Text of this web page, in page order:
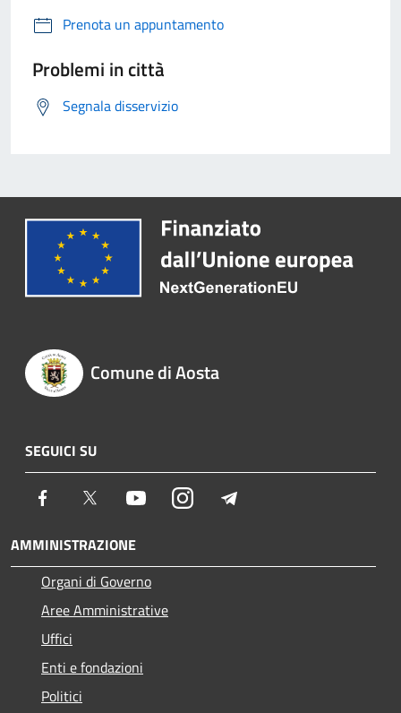
Prenota un appuntamento
Problemi in città
Segnala disservizio
Comune di Aosta
SEGUICI SU
Facebook Twitter YoutubeInstagram
AMMINISTRAZIONE
Organi di Governo
Aree Amministrative
Uffici
Enti e fondazioni
Politici